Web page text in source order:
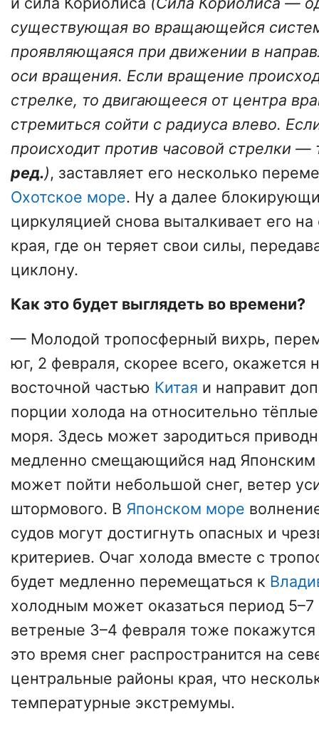
существующая во вращающейся
проявляющаяся при движении в
оси вращения. Если вращение
стрелке, то двигающееся от центра
стремиться сойти с радиуса влево.
происходит против часовой стрелки
ред.), заставляет его несколько
Охотское море. Ну а далее
циркуляцией снова выталкивает его
края, где он теряет свои силы,
циклону.
Как это будет выглядеть во времени?
— Молодой тропосферный вихрь,
юг, 2 февраля, скорее всего, окажется
восточной частью Китая и направит
порции холода на относительно
моря. Здесь может зародиться
медленно смещающийся над
может пойти небольшой снег, ветер
штормового. В Японском море
судов могут достигнуть опасных и
критериев. Очаг холода вместе с
будет медленно перемещаться к
холодным может оказаться период 5–7
ветреные 3–4 февраля тоже
это время снег распространится на
центральные районы края, что
температурные экстремумы.